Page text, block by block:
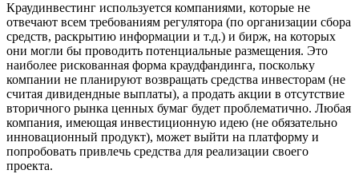
Краудинвестинг используется компаниями, которые не
отвечают всем требованиям регулятора (по организации сбора
средств, раскрытию информации и т.д.) и бирж, на которых
они могли бы проводить потенциальные размещения. Это
наиболее рискованная форма краудфандинга, поскольку
компании не планируют возвращать средства инвесторам (не
считая дивидендные выплаты), а продать акции в отсутствие
вторичного рынка ценных бумаг будет проблематично. Любая
компания, имеющая инвестиционную идею (не обязательно
инновационный продукт), может выйти на платформу и
попробовать привлечь средства для реализации своего
проекта.